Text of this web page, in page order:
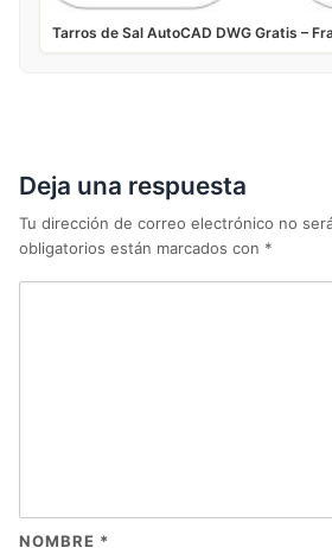
Tarros de Sal AutoCAD DWG Gratis –
Deja una respuesta
Tu dirección de correo electrónico no
obligatorios están marcados con *
NOMBRE *